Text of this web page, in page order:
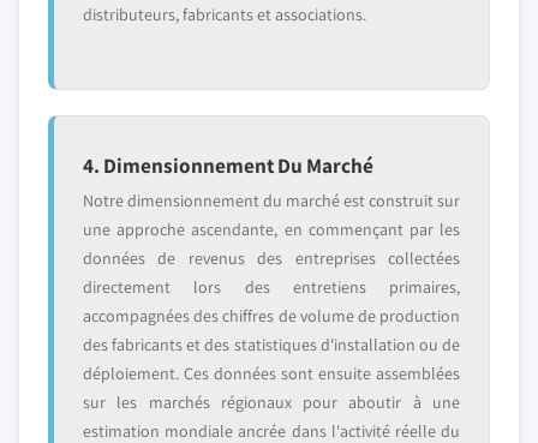
distributeurs, fabricants et associations.
4. Dimensionnement Du Marché
Notre dimensionnement du marché est construit sur
une approche ascendante, en commençant par les
données de revenus des entreprises collectées
directement lors des entretiens primaires,
accompagnées des chiffres de volume de production
des fabricants et des statistiques d'installation ou de
déploiement. Ces données sont ensuite assemblées
sur les marchés régionaux pour aboutir à une
estimation mondiale ancrée dans l'activité réelle du